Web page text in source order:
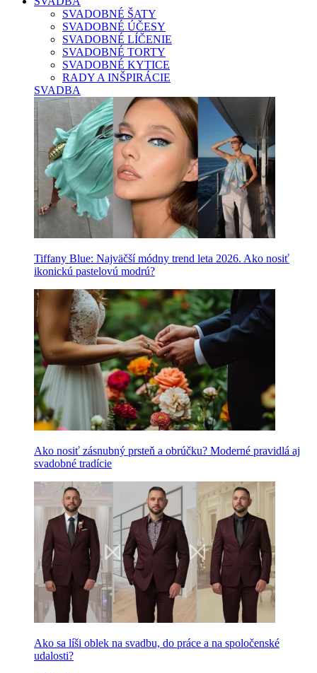
SVADOBNÉ ŠATY
SVADOBNÉ ÚČESY
SVADOBNÉ LÍČENIE
SVADOBNÉ TORTY
SVADOBNÉ KYTICE
RADY A INŠPIRÁCIE
SVADBA
Tiffany Blue: Najväčší módny trend leta 2026. Ako nosiť
ikonickú pastelovú modrú?
Ako nosiť zásnubný prsteň a obrúčku? Moderné pravidlá aj
svadobné tradície
Ako sa líši oblek na svadbu, do práce a na spoločenské
udalosti?